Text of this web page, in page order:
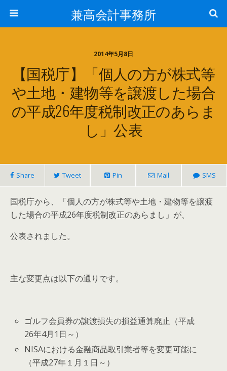
兼高会計事務所
2014年5月8日
【国税庁】「個人の方が株式等
や土地・建物等を譲渡した場合
の平成26年度税制改正のあらま
し」公表
Share Tweet Pin Mail SMS
国税庁から、「個人の方が株式等や土地・建物等を譲渡
した場合の平成26年度税制改正のあらまし」が、
公表されました。
主な変更点は以下の通りです。
ゴルフ会員券の譲渡損失の損益通算廃止（平成
26年4月1日～）
NISAにおける金融商品取引業者等を変更可能に
（平成27年１月１日～）